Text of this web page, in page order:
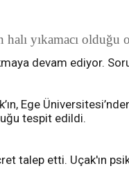
yıkamacı olduğu
devam ediyor.
Ege
tespit edildi.
etti. Uçak'ın